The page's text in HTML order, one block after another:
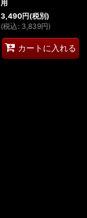
用
3,490円(税別)
(税込 : 3,839円)
カートに入れる